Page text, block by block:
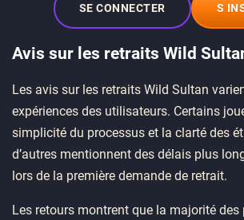
SE CONNECTER S
Avis sur les retraits Wild
Les avis sur les retraits Wild Sultan
expériences des utilisateurs. Certains
simplicité du processus et la clarté des
d’autres mentionnent des délais plus
lors de la première demande de retrait.
Les retours montrent que la majorité